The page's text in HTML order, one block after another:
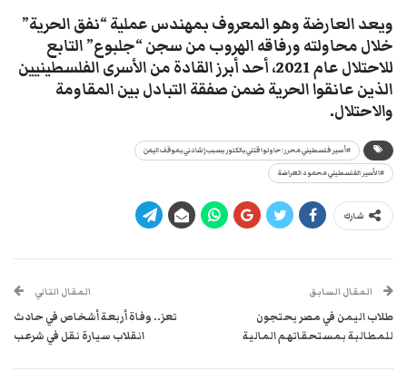
ويعد العارضة وهو المعروف بمهندس عملية “نفق الحرية”
خلال محاولته ورفاقه الهروب من سجن “جلبوع” التابع
للاحتلال عام 2021، أحد أبرز القادة من الأسرى الفلسطينيين
الذين عانقوا الحرية ضمن صفقة التبادل بين المقاومة
والاحتلال.
#أسير فلسطيني محرر: حاولوا قتلي بالكلور بسبب إشادتي بموقف اليمن
#الأسير الفلسطيني محمود العراضة
شارك
المقال السابق
طلاب اليمن في مصر يحتجون
للمطالبة بمستحقاتهم المالية
المقال التالي
تعز.. وفاة أربعة أشخاص في حادث
انقلاب سيارة نقل في شرعب